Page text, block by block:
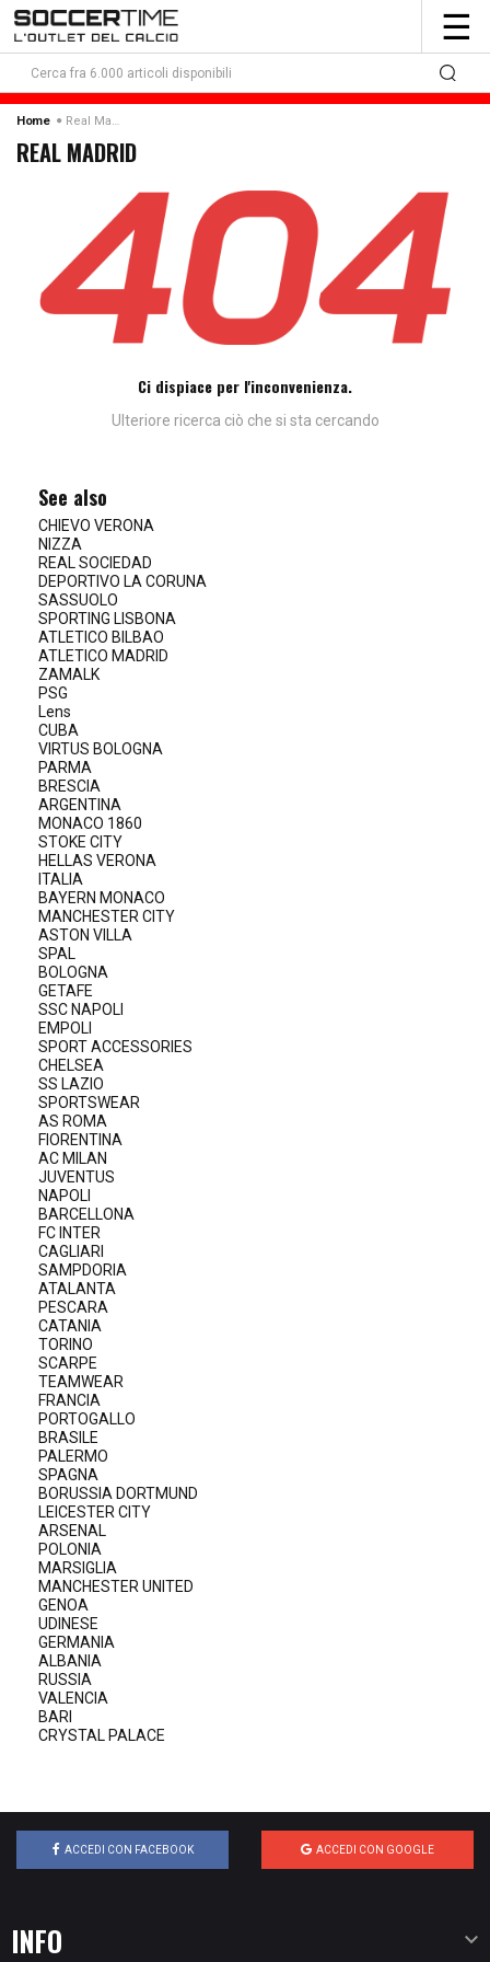
☰
Home
REAL MADRID
Ci dispiace per l'inconvenienza.
Ulteriore ricerca ciò che si sta cercando
See also
CHIEVO VERONA
NIZZA
REAL SOCIEDAD
DEPORTIVO LA CORUNA
SASSUOLO
SPORTING LISBONA
ATLETICO BILBAO
ATLETICO MADRID
ZAMALK
PSG
Lens
CUBA
VIRTUS BOLOGNA
PARMA
BRESCIA
ARGENTINA
MONACO 1860
STOKE CITY
HELLAS VERONA
ITALIA
BAYERN MONACO
MANCHESTER CITY
ASTON VILLA
SPAL
BOLOGNA
GETAFE
SSC NAPOLI
EMPOLI
SPORT ACCESSORIES
CHELSEA
SS LAZIO
SPORTSWEAR
AS ROMA
FIORENTINA
AC MILAN
JUVENTUS
NAPOLI
BARCELLONA
FC INTER
CAGLIARI
SAMPDORIA
ATALANTA
PESCARA
CATANIA
TORINO
SCARPE
TEAMWEAR
FRANCIA
PORTOGALLO
BRASILE
PALERMO
SPAGNA
BORUSSIA DORTMUND
LEICESTER CITY
ARSENAL
POLONIA
MARSIGLIA
MANCHESTER UNITED
GENOA
UDINESE
GERMANIA
ALBANIA
RUSSIA
VALENCIA
BARI
CRYSTAL PALACE
ACCEDI CON FACEBOOK ACCEDI CON GOOGLE
INFO 